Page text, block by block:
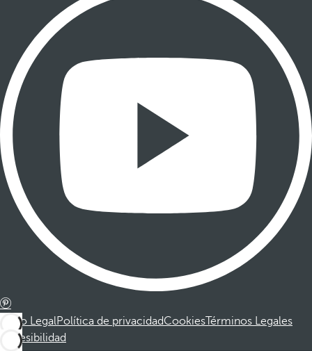
Aviso LegalPolítica de privacidadCookiesTérminos Legales
Accesibilidad